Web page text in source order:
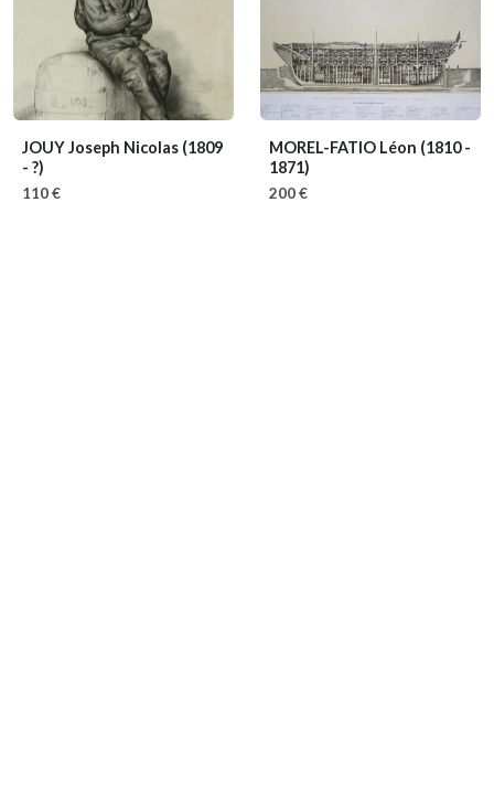
JOUY Joseph Nicolas (1809
- ?)
110 €
MOREL-FATIO Léon (1810 -
1871)
200 €